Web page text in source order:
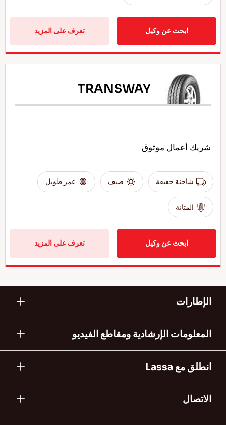
ابحث عن وكيل تعرف على المزيد
TRANSWAY
شريك أعمال موثوق
شاحنة خفيفة صيف عمر طويل
المتانة
ابحث عن وكيل تعرف على المزيد
الإطارات
المعلومات الإرشادية ومقاطع الفيديو
انطلق مع Lassa
الاتصال